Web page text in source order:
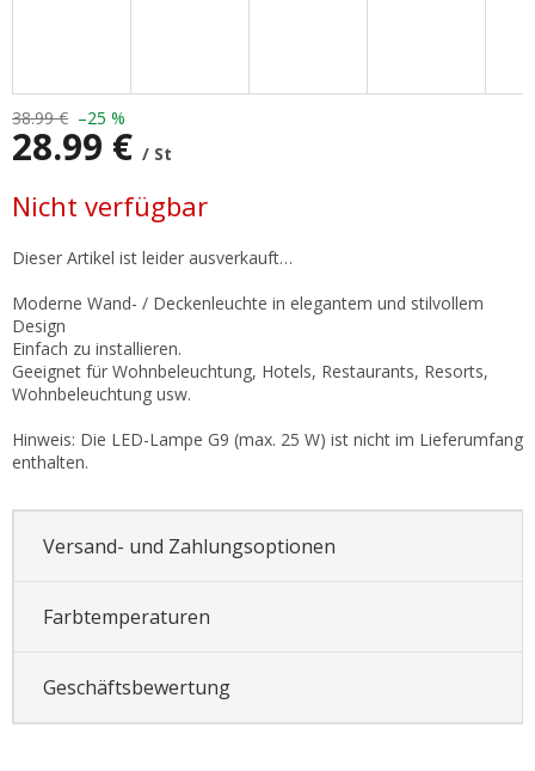
38.99 € –25 %
28.99 € / St
Nicht verfügbar
Dieser Artikel ist leider ausverkauft…
Moderne Wand- / Deckenleuchte in elegantem und stilvollem
Design
Einfach zu installieren.
Geeignet für Wohnbeleuchtung, Hotels, Restaurants, Resorts,
Wohnbeleuchtung usw.
Hinweis: Die LED-Lampe G9 (max. 25 W) ist nicht im Lieferumfang
enthalten.
Versand- und Zahlungsoptionen
Farbtemperaturen
Geschäftsbewertung